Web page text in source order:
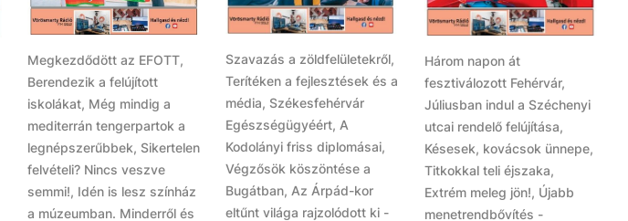
Megkezdődött az EFOTT,
Berendezik a felújított
iskolákat, Még mindig a
mediterrán tengerpartok a
legnépszerűbbek, Sikertelen
felvételi? Nincs veszve
semmi!, Idén is lesz színház
a múzeumban. Minderről és
Szavazás a zöldfelületekről,
Terítéken a fejlesztések és a
média, Székesfehérvár
Egészségügyéért, A
Kodolányi friss diplomásai,
Végzősök köszöntése a
Bugátban, Az Árpád-kor
eltűnt világa rajzolódott ki -
Három napon át
fesztiválozott Fehérvár,
Júliusban indul a Széchenyi
utcai rendelő felújítása,
Késesek, kovácsok ünnepe,
Titkokkal teli éjszaka,
Extrém meleg jön!, Újabb
menetrendbővítés -